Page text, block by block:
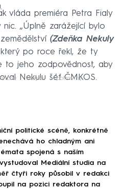
vláda premiéra Petra Fialy
„Úplně zarážející bylo
(Zdeňka Nekuly
po roce řekl, že ty
to jeho zodpovědnost, aby
Nekulu šéf ČMKOS.
vejce potraviny
politické scéně, konkrétně
ho chladným ani
spojená s naším
Mediální studia na
čtyři roky působil v redakci
na pozici redaktora na